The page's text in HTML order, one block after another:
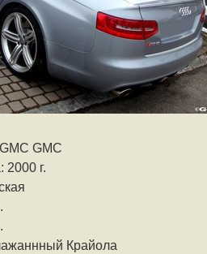
GMC
2000 г.
Крайола